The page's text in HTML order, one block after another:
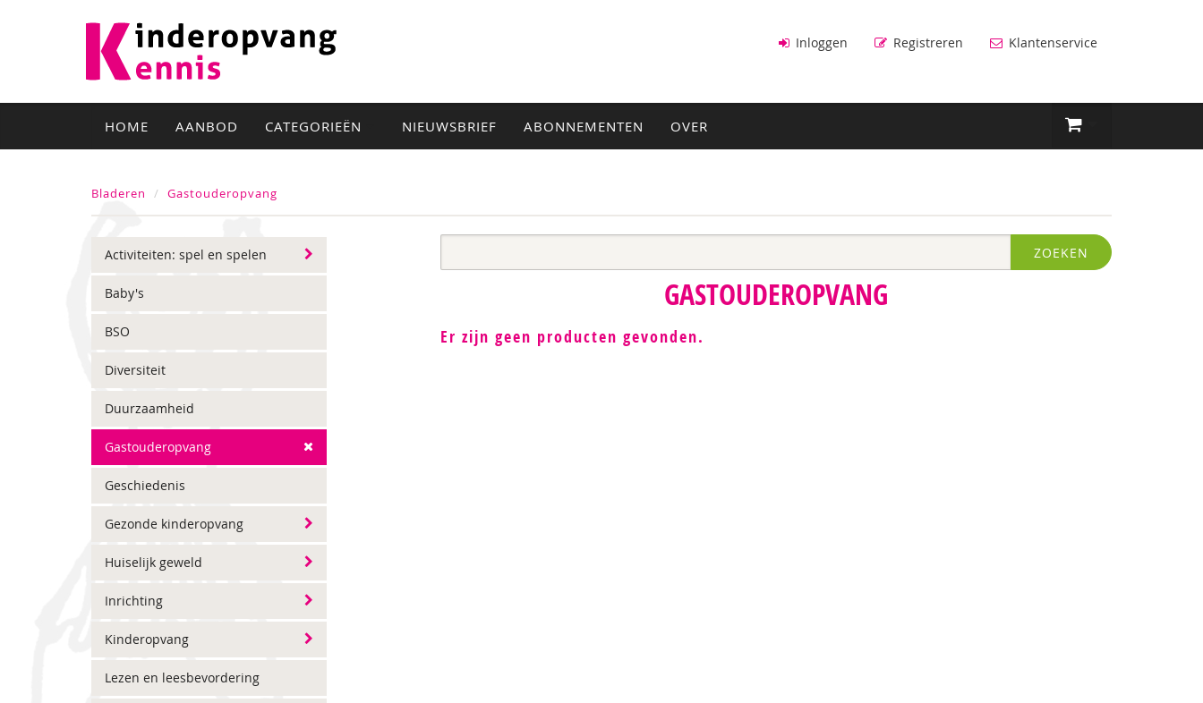
Inloggen Registreren Klantenservice
HOME AANBOD CATEGORIEËN NIEUWSBRIEF ABONNEMENTEN OVER
Bladeren Gastouderopvang
Activiteiten: spel en spelen
Baby's
BSO
Diversiteit
Duurzaamheid
Gastouderopvang
Geschiedenis
Gezonde kinderopvang
Huiselijk geweld
Inrichting
Kinderopvang
Lezen en leesbevordering
ZOEKEN
GASTOUDEROPVANG
Er zijn geen producten gevonden.